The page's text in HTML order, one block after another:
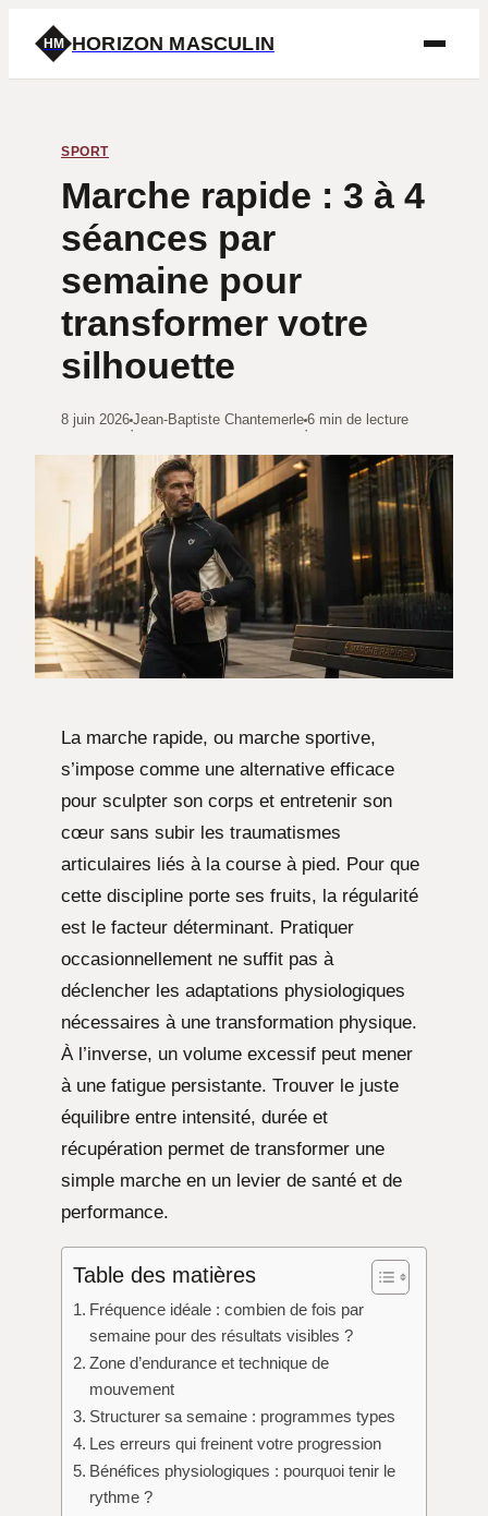
HM HORIZON MASCULIN
SPORT
Marche rapide : 3 à 4
séances par
semaine pour
transformer votre
silhouette
8 juin 2026
·
Jean-Baptiste Chantemerle
·
6 min de lecture
La marche rapide, ou marche sportive,
s’impose comme une alternative efficace
pour sculpter son corps et entretenir son
cœur sans subir les traumatismes
articulaires liés à la course à pied. Pour que
cette discipline porte ses fruits, la régularité
est le facteur déterminant. Pratiquer
occasionnellement ne suffit pas à
déclencher les adaptations physiologiques
nécessaires à une transformation physique.
À l’inverse, un volume excessif peut mener
à une fatigue persistante. Trouver le juste
équilibre entre intensité, durée et
récupération permet de transformer une
simple marche en un levier de santé et de
performance.
Table des matières
Fréquence idéale : combien de fois par
semaine pour des résultats visibles ?
Zone d’endurance et technique de
mouvement
Structurer sa semaine : programmes types
Les erreurs qui freinent votre progression
Bénéfices physiologiques : pourquoi tenir le
rythme ?